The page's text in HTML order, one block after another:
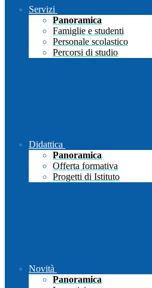
Servizi
Panoramica
Famiglie e studenti
Personale scolastico
Percorsi di studio
Didattica
Panoramica
Offerta formativa
Progetti di Istituto
Novità
Panoramica